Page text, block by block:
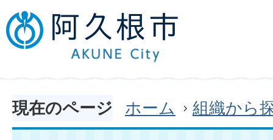
現在のページ ホーム 組織から